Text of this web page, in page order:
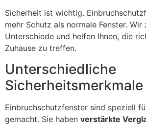
Sicherheit ist wichtig.
mehr Schutz als normale Fenster. Wir
Unterschiede und helfen Ihnen, die
Zuhause zu treffen.
Unterschiedliche
Sicherheitsmerkmale
Einbruchschutzfenster sind speziell
gemacht. Sie haben verstärkte